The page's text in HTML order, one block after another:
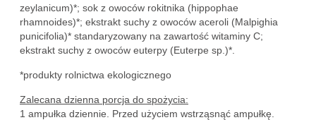
zeylanicum)*; sok z owoców rokitnika (hippophae
rhamnoides)*; ekstrakt suchy z owoców aceroli (Malpighia
punicifolia)* standaryzowany na zawartość witaminy C;
ekstrakt suchy z owoców euterpy (Euterpe sp.)*.
*produkty rolnictwa ekologicznego
Zalecana dzienna porcja do spożycia:
1 ampułka dziennie. Przed użyciem wstrząsnąć ampułkę.